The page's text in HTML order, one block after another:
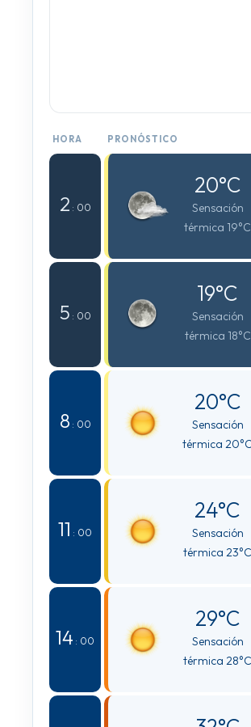
HORA PRONÓSTICO
2 : 00
20°C
Sensación
térmica 19°C
5 : 00
19°C
Sensación
térmica 18°C
8 : 00
20°C
Sensación
térmica 20°C
11 : 00
24°C
Sensación
térmica 23°C
14 : 00
29°C
Sensación
térmica 28°C